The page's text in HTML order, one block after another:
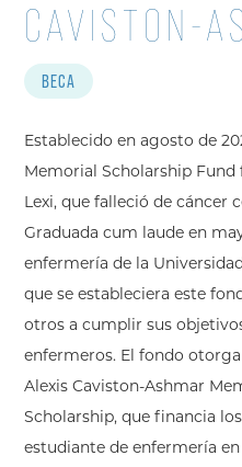
CAVISTON-
BECA
Establecido en agosto de
Memorial Scholarship
Lexi, que falleció de cáncer
Graduada cum laude en
enfermería de la
que se estableciera este
otros a cumplir sus
enfermeros. El fondo
Alexis Caviston-Ashmar
Scholarship, que financia
estudiante de enfermería